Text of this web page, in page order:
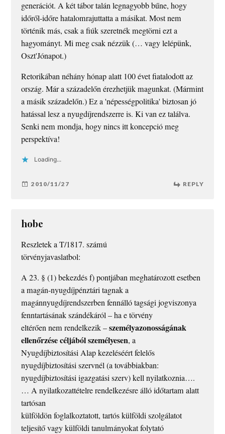
generációt. A két tábor talán legnagyobb bűne, hogy
időről-időre hatalomrajuttatta a másikat. Most nem
történik más, csak a fiúk szeretnék megtörni ezt a
hagyományt. Mi meg csak nézzük (… vagy lelépünk,
Oszt'Jónapot.)
Retorikában néhány hónap alatt 100 évet fiatalodott az
ország. Már a századelőn érezhetjük magunkat. (Mármint
a másik századelőn.) Ez a 'népességpolitika' biztosan jó
hatással lesz a nyugdíjrendszerre is. Ki van ez találva.
Senki nem mondja, hogy nincs itt koncepció meg
perspektíva!
Loading...
2010/11/27 REPLY
hobe
Reszletek a T/1817. számú
törvényjavaslatbol:
A 23. § (1) bekezdés f) pontjában meghatározott esetben
a magán-nyugdíjpénztári tagnak a
magánnyugdíjrendszerben fennálló tagsági jogviszonya
fenntartásának szándékáról – ha e törvény
eltérően nem rendelkezik –személyazonosságának
ellenőrzése céljából személyesen, a
Nyugdíjbiztosítási Alap kezeléséért felelős
nyugdíjbiztosítási szervnél (a továbbiakban:
nyugdíjbiztosítási igazgatási szerv) kell nyilatkoznia….
… A nyilatkozattételre rendelkezésre álló időtartam alatt
tartósan
külföldön foglalkoztatott, tartós külföldi szolgálatot
teljesítő vagy külföldi tanulmányokat folytató